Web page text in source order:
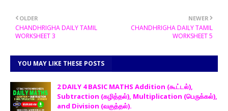
NEWER
CHANDHRIGHA DAILY TAMIL
WORKSHEET 5
OLDER
CHANDHRIGHA DAILY TAMIL
WORKSHEET 3
YOU MAY LIKE THESE POSTS
2 DAILY 4 BASIC MATHS Addition (கூட்டல்),
Subtraction (கழித்தல்), Multiplication (பெருக்கல்),
and Division (வகுத்தல்).